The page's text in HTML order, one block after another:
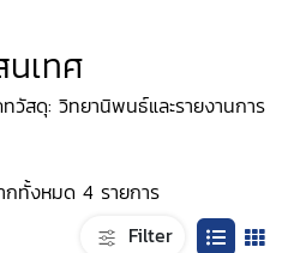
เทศ
วัสดุ: วิทยานิพนธ์และรายงานการ
กทั้งหมด 4 รายการ
Filter